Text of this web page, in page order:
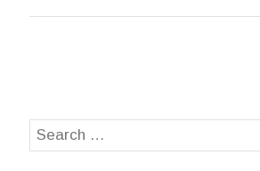
Search